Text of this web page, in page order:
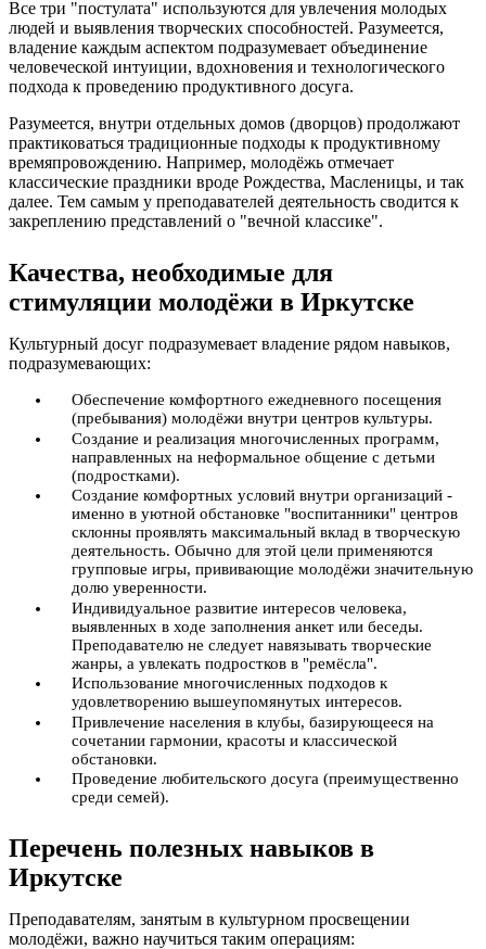
Все три "постулата" используются для увлечения молодых
людей и выявления творческих способностей. Разумеется,
владение каждым аспектом подразумевает объединение
человеческой интуиции, вдохновения и технологического
подхода к проведению продуктивного досуга.
Разумеется, внутри отдельных домов (дворцов) продолжают
практиковаться традиционные подходы к продуктивному
времяпровождению. Например, молодёжь отмечает
классические праздники вроде Рождества, Масленицы, и так
далее. Тем самым у преподавателей деятельность сводится к
закреплению представлений о "вечной классике".
Качества, необходимые для
стимуляции молодёжи в Иркутске
Культурный досуг подразумевает владение рядом навыков,
подразумевающих:
Обеспечение комфортного ежедневного посещения
(пребывания) молодёжи внутри центров культуры.
Создание и реализация многочисленных программ,
направленных на неформальное общение с детьми
(подростками).
Создание комфортных условий внутри организаций -
именно в уютной обстановке "воспитанники" центров
склонны проявлять максимальный вклад в творческую
деятельность. Обычно для этой цели применяются
групповые игры, прививающие молодёжи значительную
долю уверенности.
Индивидуальное развитие интересов человека,
выявленных в ходе заполнения анкет или беседы.
Преподавателю не следует навязывать творческие
жанры, а увлекать подростков в "ремёсла".
Использование многочисленных подходов к
удовлетворению вышеупомянутых интересов.
Привлечение населения в клубы, базирующееся на
сочетании гармонии, красоты и классической
обстановки.
Проведение любительского досуга (преимущественно
среди семей).
Перечень полезных навыков в
Иркутске
Преподавателям, занятым в культурном просвещении
молодёжи, важно научиться таким операциям: